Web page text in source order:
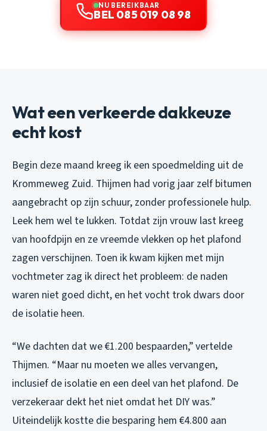
NU BEREIKBAAR
BEL 085 019 08 98
Wat een verkeerde dakkeuze
echt kost
Begin deze maand kreeg ik een spoedmelding uit de
Krommeweg Zuid. Thijmen had vorig jaar zelf bitumen
aangebracht op zijn schuur, zonder professionele hulp.
Leek hem wel te lukken. Totdat zijn vrouw last kreeg
van hoofdpijn en ze vreemde vlekken op het plafond
zagen verschijnen. Toen ik kwam kijken met mijn
vochtmeter zag ik direct het probleem: de naden
waren niet goed dicht, en het vocht trok dwars door
de isolatie heen.
“We dachten dat we €1.200 bespaarden,” vertelde
Thijmen. “Maar nu moeten we alles vervangen,
inclusief de isolatie en een deel van het plafond. De
verzekeraar dekt het niet omdat het DIY was.”
Uiteindelijk kostte die besparing hem €4.800 aan